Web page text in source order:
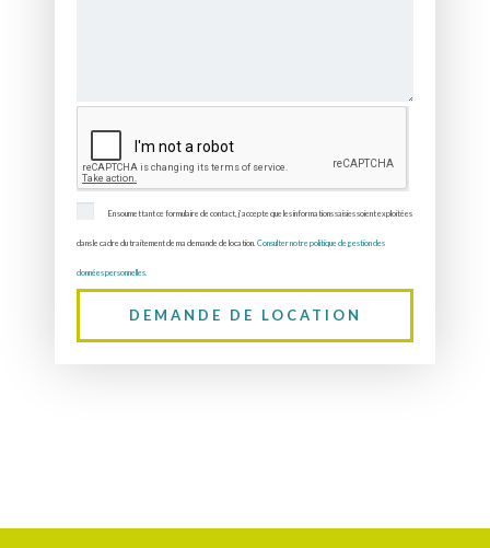
En soumettant ce formulaire de contact, j’accepte que les informations saisies soient exploitées
dans le cadre du traitement de ma demande de location.Consulter notre politique de gestion des
données personnelles.
DEMANDE DE LOCATION